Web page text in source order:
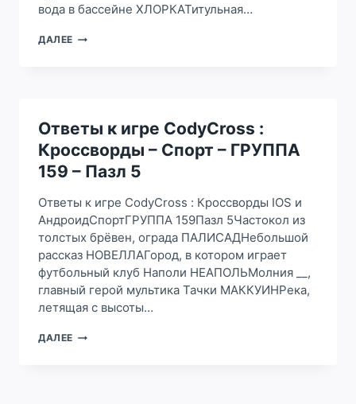
вода в бассейне ХЛОРКАТитульная…
ДАЛЕЕ ОТВЕТЫ
–
СПОРТ
–
ГРУППА
159
ПАЗЛ
4
Ответы к игре CodyCross :
Кроссворды – Спорт – ГРУППА
159 – Пазл 5
Ответы к игре CodyCross : Кроссворды IOS и
АндроидСпортГРУППА 159Пазл 5Частокол из
толстых брёвен, ограда ПАЛИСАДНебольшой
рассказ НОВЕЛЛАГород, в котором играет
футбольный клуб Наполи НЕАПОЛЬМолния __,
главный герой мультика Тачки МАККУИНРека,
летящая с высоты…
ДАЛЕЕ ОТВЕТЫ